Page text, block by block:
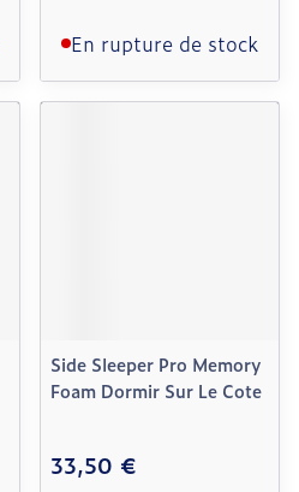
En rupture de stock
Side Sleeper Pro Memory
Foam Dormir Sur Le Cote
33,50 €